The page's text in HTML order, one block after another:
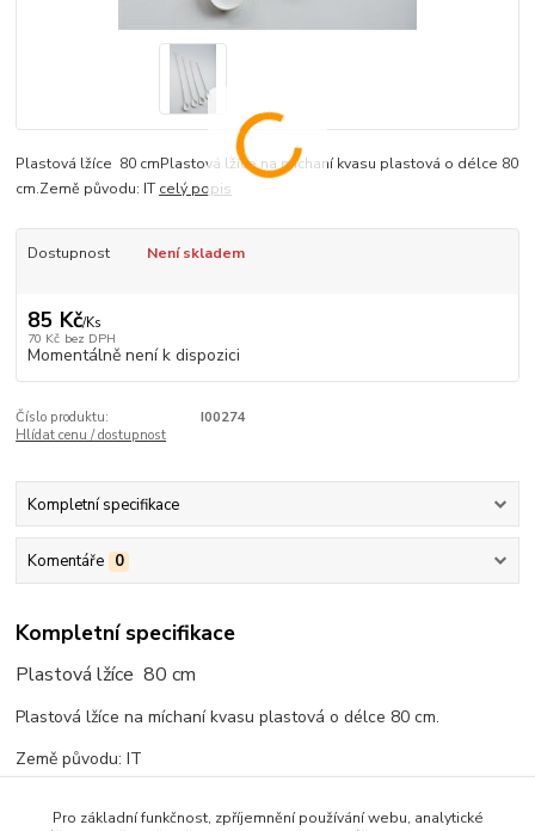
Plastová lžíce 80 cmPlastová lžíce na míchaní kvasu plastová o délce 80
cm.Země původu: IT celý popis
Dostupnost Není skladem
85 Kč/Ks
70 Kč bez DPH
Momentálně není k dispozici
Číslo produktu:
I00274
Hlídat cenu / dostupnost
Kompletní specifikace
Komentáře 0
Kompletní specifikace
Plastová lžíce 80 cm
Plastová lžíce na míchaní kvasu plastová o délce 80 cm.
Země původu: IT
Pro základní funkčnost, zpříjemnění používání webu, analytické